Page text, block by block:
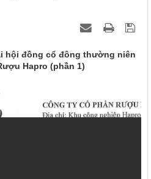
hội đồng cổ đông thường niên
Hapro (phần 1)